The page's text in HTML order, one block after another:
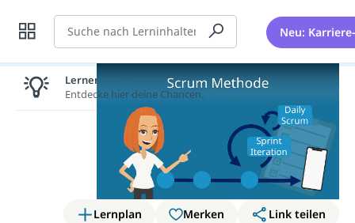
Suche Neu:
Lernplan Merken
Link teilen
Lernen lohnt sich!
Entdecke hier deine Chancen.